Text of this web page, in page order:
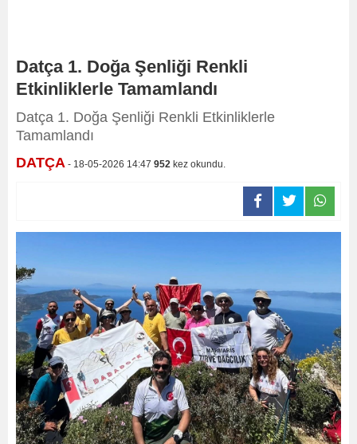
Datça 1. Doğa Şenliği Renkli
Etkinliklerle Tamamlandı
Datça 1. Doğa Şenliği Renkli Etkinliklerle
Tamamlandı
DATÇA - 18-05-2026 14:47 952 kez okundu.